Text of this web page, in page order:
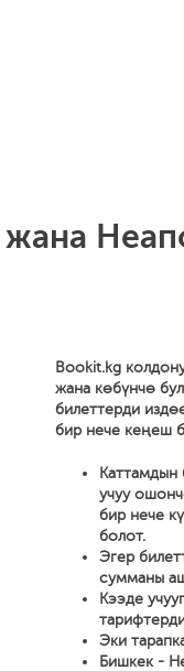
Bookit.kg
жана көбүнчө
билеттерди
бир нече кеңеш
Каттамдын
учуу
бир нече
болот.
Эгер
сумманы
Кээде
Эки
Бишкек -